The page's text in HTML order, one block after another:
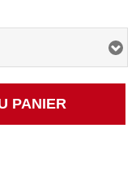
PANIER